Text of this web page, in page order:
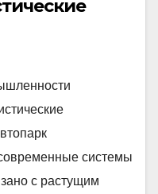
системы
с растущим